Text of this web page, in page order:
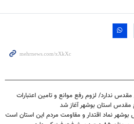
ندارد/ لزوم رفع موانع و تامین اعتبارات
مقدس استان بوشهر آغاز شد
نماد اقتدار و مقاومت مردم این استان است